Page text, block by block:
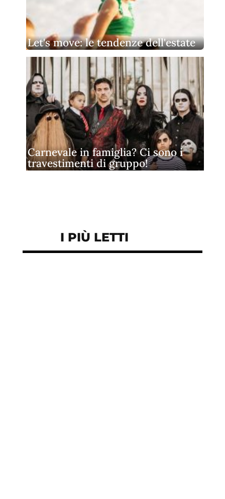
Let's move: le tendenze dell'estate
Carnevale in famiglia? Ci sono i
travestimenti di gruppo!
I PIÙ LETTI